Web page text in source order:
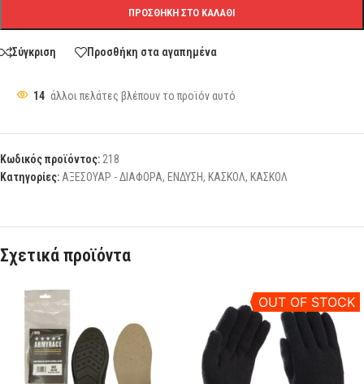
ΠΡΟΣΘΉΚΗ ΣΤΟ ΚΑΛΆΘΙ
Σύγκριση Προσθήκη στα αγαπημένα
14 άλλοι πελάτες βλέπουν το προϊόν αυτό
Κωδικός προϊόντος: 218
Κατηγορίες: ΑΞΕΣΟΥΑΡ - ΔΙΑΦΟΡΑ, ΕΝΔΥΣΗ, ΚΑΣΚΟΛ, ΚΑΣΚΟΛ
Σχετικά προϊόντα
OUT OF STOCK